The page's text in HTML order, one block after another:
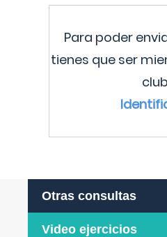
Para poder
tienes que ser
Otras consultas
Video ejercicios